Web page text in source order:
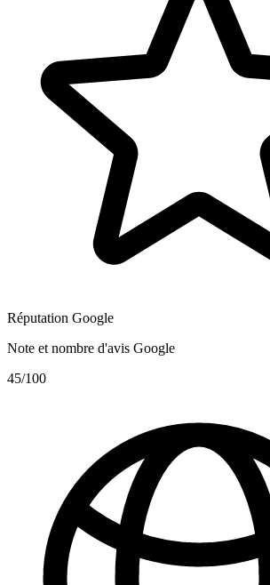
Réputation Google
Note et nombre d'avis Google
45/100